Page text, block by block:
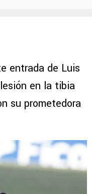
entrada de Luis
en la tibia
su prometedora